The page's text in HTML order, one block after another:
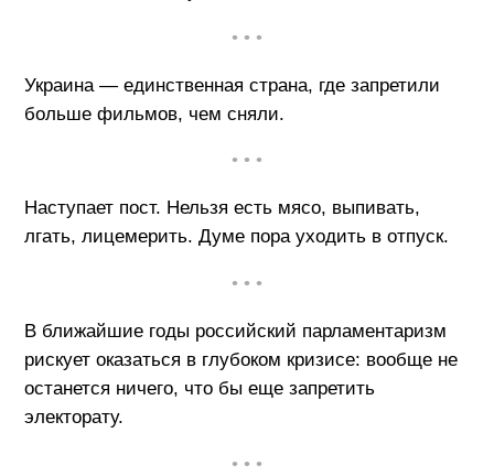
• • •
Украина — единственная страна, где запретили
больше фильмов, чем сняли.
• • •
Наступает пост. Нельзя есть мясо, выпивать,
лгать, лицемерить. Думе пора уходить в отпуск.
• • •
В ближайшие годы российский парламентаризм
рискует оказаться в глубоком кризисе: вообще не
останется ничего, что бы еще запретить
электорату.
• • •